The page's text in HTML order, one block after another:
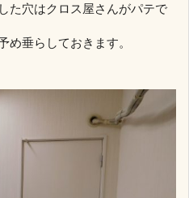
た穴はクロス屋さんがパテで
め垂らしておきます。